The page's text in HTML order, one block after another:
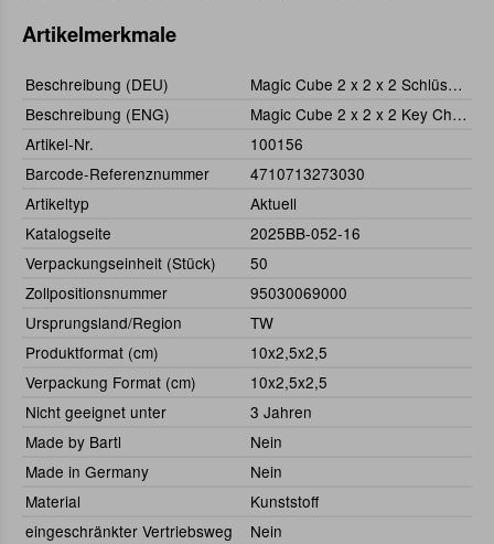
Artikelmerkmale
Beschreibung (DEU)
Magic Cube 2 x 2 x 2 Schlüsselanhänger
Beschreibung (ENG)
Magic Cube 2 x 2 x 2 Key Chain
Artikel-Nr.
100156
Barcode-Referenznummer
4710713273030
Artikeltyp
Aktuell
Katalogseite
2025BB-052-16
Verpackungseinheit (Stück)
50
Zollpositionsnummer
95030069000
Ursprungsland/Region
TW
Produktformat (cm)
10x2,5x2,5
Verpackung Format (cm)
10x2,5x2,5
Nicht geeignet unter
3 Jahren
Made by Bartl
Nein
Made in Germany
Nein
Material
Kunststoff
eingeschränkter Vertriebsweg
Nein